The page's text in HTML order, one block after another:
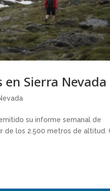
Sierra Nevada
su informe semanal de
de los 2.500 metros de altitud.